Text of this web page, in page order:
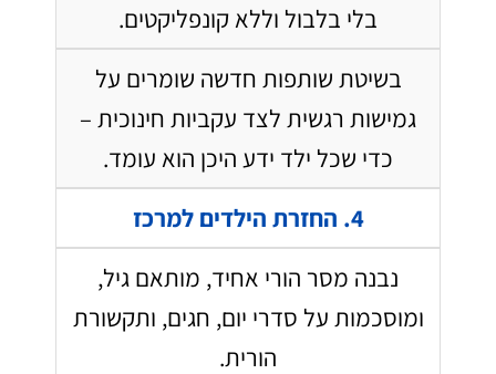
בלי בלבול וללא קונפליקטים.
בשיטת שותפות חדשה שומרים על
גמישות רגשית לצד עקביות חינוכית –
כדי שכל ילד ידע היכן הוא עומד.
4. החזרת הילדים למרכז
נבנה מסר הורי אחיד, מותאם גיל,
ומוסכמות על סדרי יום, חגים, ותקשורת
הורית.